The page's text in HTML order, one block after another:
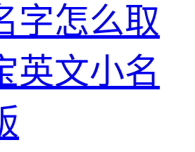
字怎么取
英文小名